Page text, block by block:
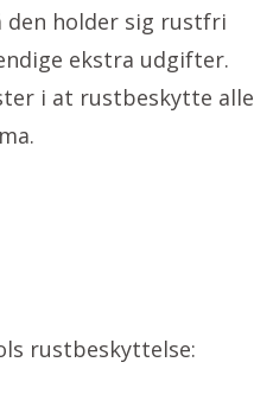
den holder sig rustfri
ekstra udgifter.
i at rustbeskytte alle
.
rustbeskyttelse: